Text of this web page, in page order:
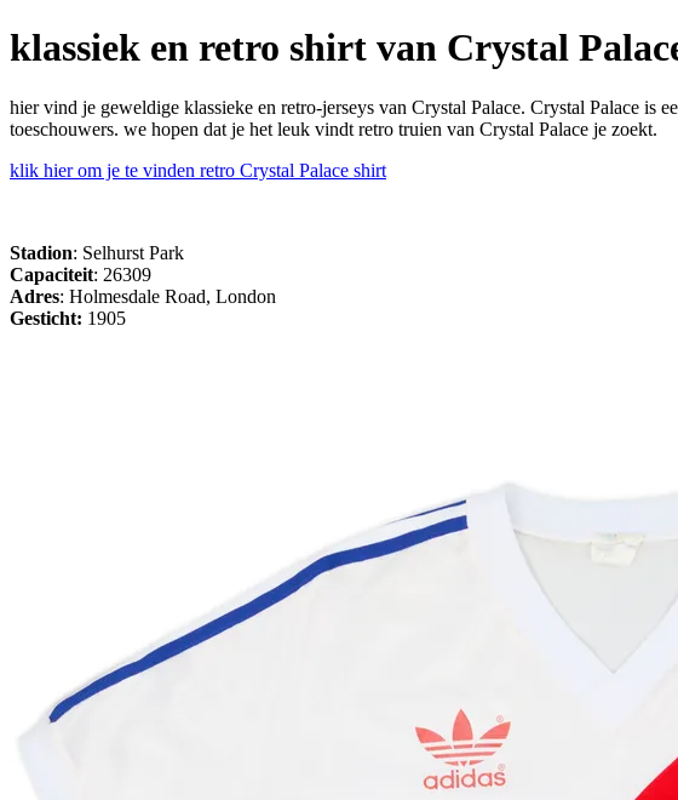
klassiek en retro shirt van Crystal
hier vind je geweldige klassieke en retro-jerseys van Crystal Palace. Crystal Palace is
toeschouwers. we hopen dat je het leuk vindt retro truien van Crystal Palace je zoekt.
klik hier om je te vinden retro Crystal Palace shirt
Stadion: Selhurst Park
Capaciteit: 26309
Adres: Holmesdale Road, London
Gesticht: 1905